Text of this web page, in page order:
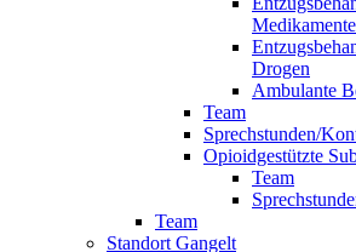
Drogen
Ambulante
Team
Sprechstunden/
Opioidgestützte
Team
Team
Standort Gangelt